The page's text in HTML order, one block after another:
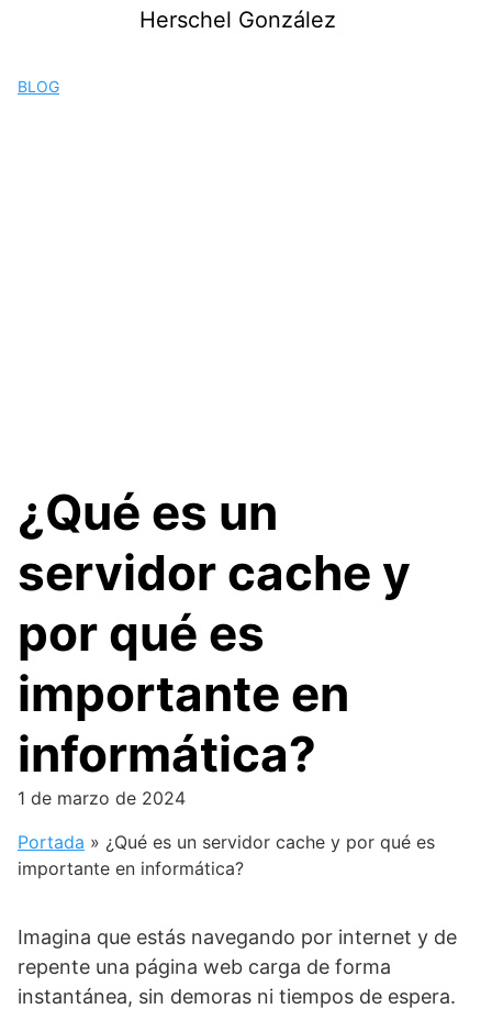
Herschel González
BLOG
¿Qué es un
servidor cache y
por qué es
importante en
informática?
1 de marzo de 2024
Portada » ¿Qué es un servidor cache y por qué es
importante en informática?
Imagina que estás navegando por internet y de
repente una página web carga de forma
instantánea, sin demoras ni tiempos de espera.